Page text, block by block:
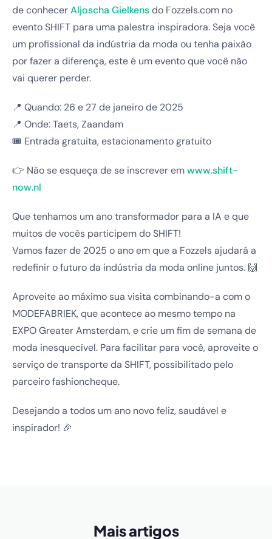
de conhecerAljoscha Gielkensdo Fozzels.com no
evento SHIFT para uma palestra inspiradora. Seja você
um profissional da indústria da moda ou tenha paixão
por fazer a diferença, este é um evento que você não
vai querer perder.
📍 Quando: 26 e 27 de janeiro de 2025
📍 Onde: Taets, Zaandam
🎟 Entrada gratuita, estacionamento gratuito
👉 Não se esqueça de se inscrever emwww.shift-
now.nl
Que tenhamos um ano transformador para a IA e que
muitos de vocês participem do SHIFT!
Vamos fazer de 2025 o ano em que a Fozzels ajudará a
redefinir o futuro da indústria da moda online juntos. 🙌
Aproveite ao máximo sua visita combinando-a com o
MODEFABRIEK, que acontece ao mesmo tempo na
EXPO Greater Amsterdam, e crie um fim de semana de
moda inesquecível. Para facilitar para você, aproveite o
serviço de transporte da SHIFT, possibilitado pelo
parceiro fashioncheque.
Desejando a todos um ano novo feliz, saudável e
inspirador! 🎉
Mais artigos